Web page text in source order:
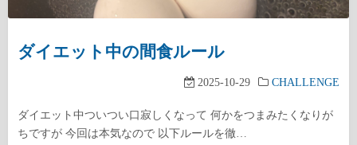
ダイエット中の間食ルール
2025-10-29 CHALLENGE
ダイエット中ついつい口寂しくなって 何かをつまみたくなりが
ちですが 今回は本気なので 以下ルールを徹…